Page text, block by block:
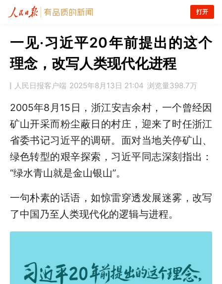
打开
一见·习近平20年前提出的这个
理念，改写人类现代化进程
人民日报客户端 2025年8月13日 21:04 浏览量398.7万
2005年8月15日，浙江安吉余村，一个曾经因
矿山开采而粉尘蔽日的村庄，迎来了时任浙江
省委书记习近平的调研。面对当地关停矿山、
绿色转型的艰辛探索，习近平同志深刻指出：
“绿水青山就是金山银山”。
一句朴素的话语，如惊雷穿透发展迷雾，改写
了中国乃至人类现代化的逻辑与进程。